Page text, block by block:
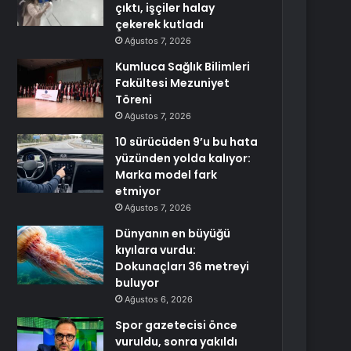
çıktı, işçiler halay
çekerek kutladı
Ağustos 7, 2026
Kumluca Sağlık Bilimleri
Fakültesi Mezuniyet
Töreni
Ağustos 7, 2026
10 sürücüden 9’u bu hata
yüzünden yolda kalıyor:
Marka model fark
etmiyor
Ağustos 7, 2026
Dünyanın en büyüğü
kıyılara vurdu:
Dokunaçları 36 metreyi
buluyor
Ağustos 6, 2026
Spor gazetecisi önce
vuruldu, sonra yakıldı